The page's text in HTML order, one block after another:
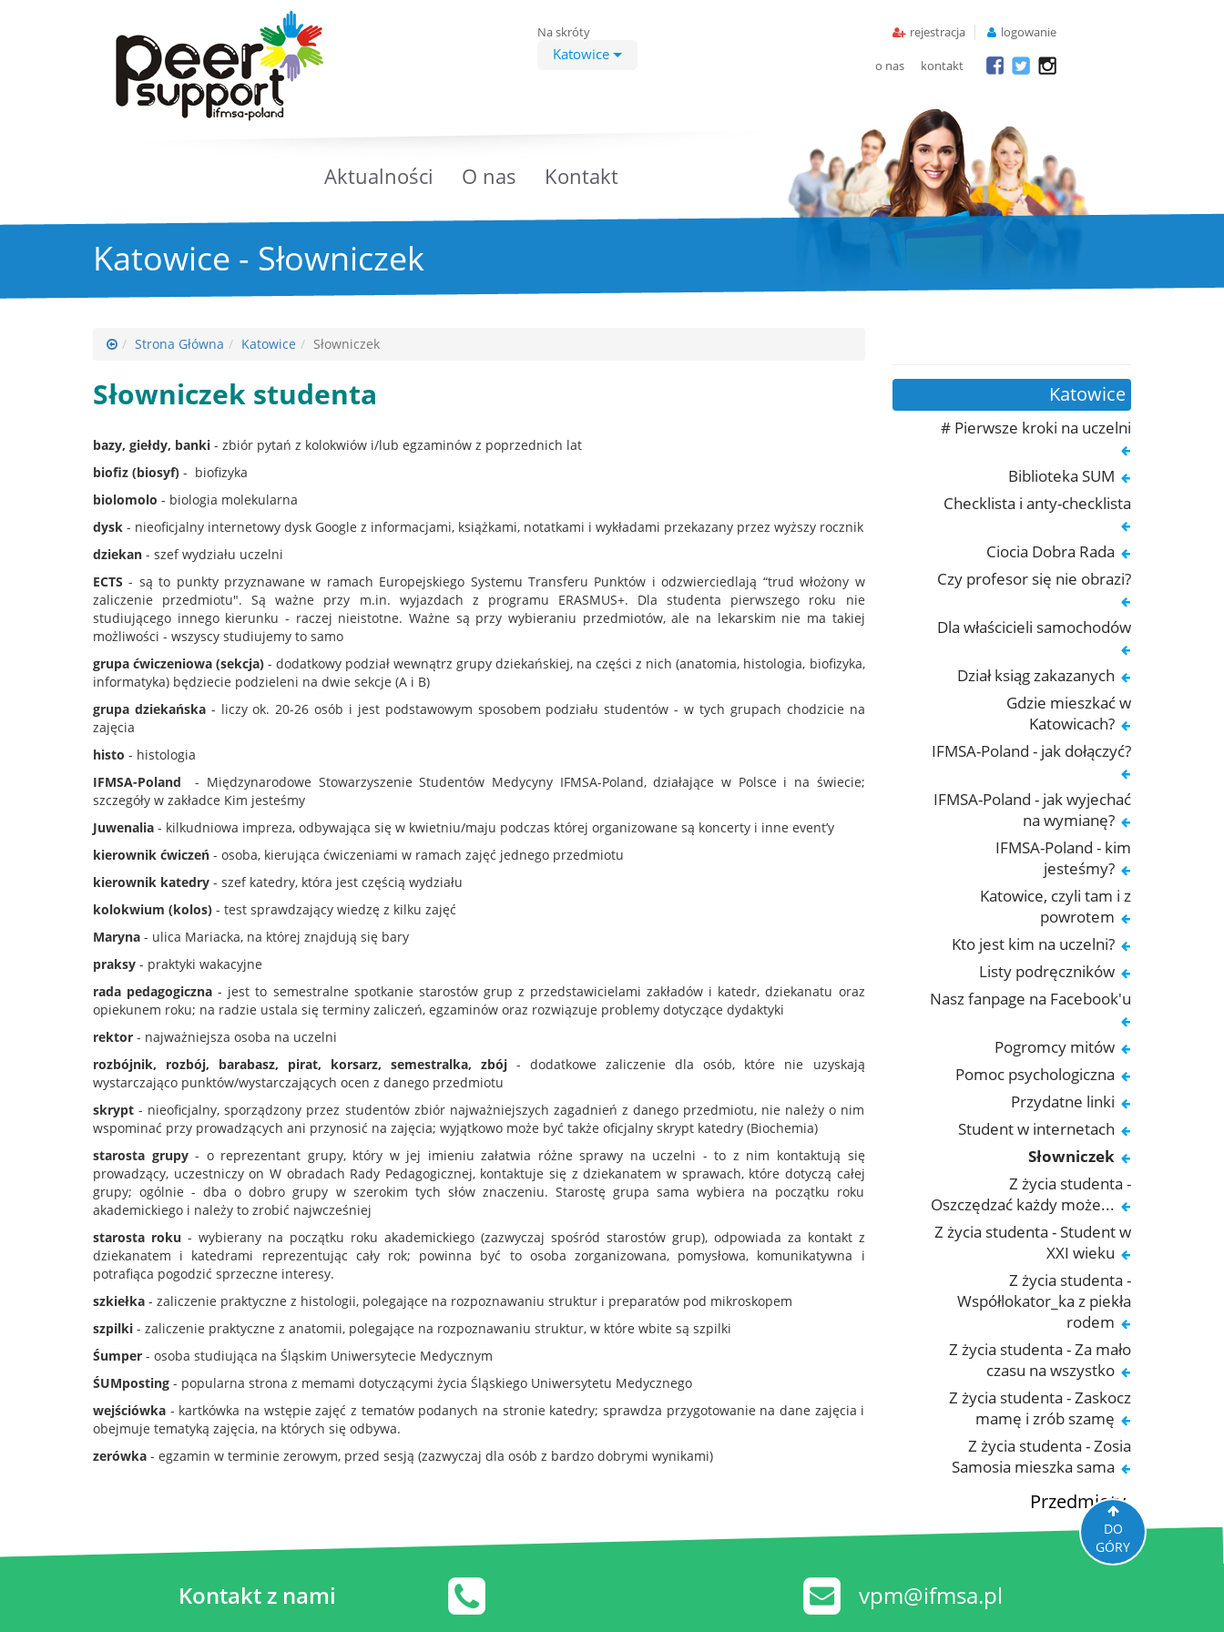
Na skróty
Katowice
rejestracja logowanie
o nas kontakt
Aktualności O nas Kontakt
Katowice - Słowniczek
Strona Główna Katowice Słowniczek
Słowniczek studenta
bazy, giełdy, banki - zbiór pytań z kolokwiów i/lub egzaminów z poprzednich lat
biofiz (biosyf) - biofizyka
biolomolo - biologia molekularna
dysk - nieoficjalny internetowy dysk Google z informacjami, książkami, notatkami i wykładami przekazany przez wyższy rocznik
dziekan - szef wydziału uczelni
ECTS - są to punkty przyznawane w ramach Europejskiego Systemu Transferu Punktów i odzwierciedlają “trud włożony w
zaliczenie przedmiotu". Są ważne przy m.in. wyjazdach z programu ERASMUS+. Dla studenta pierwszego roku nie
studiującego innego kierunku - raczej nieistotne. Ważne są przy wybieraniu przedmiotów, ale na lekarskim nie ma takiej
możliwości - wszyscy studiujemy to samo
grupa ćwiczeniowa (sekcja) - dodatkowy podział wewnątrz grupy dziekańskiej, na części z nich (anatomia, histologia, biofizyka,
informatyka) będziecie podzieleni na dwie sekcje (A i B)
grupa dziekańska- liczy ok. 20-26 osób i jest podstawowym sposobem podziału studentów - w tych grupach chodzicie na
zajęcia
histo - histologia
IFMSA-Poland - Międzynarodowe Stowarzyszenie Studentów Medycyny IFMSA-Poland, działające w Polsce i na świecie;
szczegóły w zakładce Kim jesteśmy
Juwenalia - kilkudniowa impreza, odbywająca się w kwietniu/maju podczas której organizowane są koncerty i inne event’y
kierownik ćwiczeń - osoba, kierująca ćwiczeniami w ramach zajęć jednego przedmiotu
kierownik katedry - szef katedry, która jest częścią wydziału
kolokwium (kolos) - test sprawdzający wiedzę z kilku zajęć
Maryna - ulica Mariacka, na której znajdują się bary
praksy - praktyki wakacyjne
rada pedagogiczna - jest to semestralne spotkanie starostów grup z przedstawicielami zakładów i katedr, dziekanatu oraz
opiekunem roku; na radzie ustala się terminy zaliczeń, egzaminów oraz rozwiązuje problemy dotyczące dydaktyki
rektor - najważniejsza osoba na uczelni
rozbójnik, rozbój, barabasz, pirat, korsarz, semestralka, zbój - dodatkowe zaliczenie dla osób, które nie uzyskają
wystarczająco punktów/wystarczających ocen z danego przedmiotu
skrypt - nieoficjalny, sporządzony przez studentów zbiór najważniejszych zagadnień z danego przedmiotu, nie należy o nim
wspominać przy prowadzących ani przynosić na zajęcia; wyjątkowo może być także oficjalny skrypt katedry (Biochemia)
starosta grupy- o reprezentant grupy, który w jej imieniu załatwia różne sprawy na uczelni - to z nim kontaktują się
prowadzący, uczestniczy on W obradach Rady Pedagogicznej, kontaktuje się z dziekanatem w sprawach, które dotyczą całej
grupy; ogólnie - dba o dobro grupy w szerokim tych słów znaczeniu. Starostę grupa sama wybiera na początku roku
akademickiego i należy to zrobić najwcześniej
starosta roku - wybierany na początku roku akademickiego (zazwyczaj spośród starostów grup), odpowiada za kontakt z
dziekanatem i katedrami reprezentując cały rok; powinna być to osoba zorganizowana, pomysłowa, komunikatywna i
potrafiąca pogodzić sprzeczne interesy.
szkiełka - zaliczenie praktyczne z histologii, polegające na rozpoznawaniu struktur i preparatów pod mikroskopem
szpilki - zaliczenie praktyczne z anatomii, polegające na rozpoznawaniu struktur, w które wbite są szpilki
Śumper - osoba studiująca na Śląskim Uniwersytecie Medycznym
ŚUMposting - popularna strona z memami dotyczącymi życia Śląskiego Uniwersytetu Medycznego
wejściówka - kartkówka na wstępie zajęć z tematów podanych na stronie katedry; sprawdza przygotowanie na dane zajęcia i
obejmuje tematyką zajęcia, na których się odbywa.
zerówka - egzamin w terminie zerowym, przed sesją (zazwyczaj dla osób z bardzo dobrymi wynikami)
Katowice
# Pierwsze kroki na uczelni
Biblioteka SUM
Checklista i anty-checklista
Ciocia Dobra Rada
Czy profesor się nie obrazi?
Dla właścicieli samochodów
Dział ksiąg zakazanych
Gdzie mieszkać w
Katowicach?
IFMSA-Poland - jak dołączyć?
IFMSA-Poland - jak wyjechać
na wymianę?
IFMSA-Poland - kim
jesteśmy?
Katowice, czyli tam i z
powrotem
Kto jest kim na uczelni?
Listy podręczników
Nasz fanpage na Facebook'u
Pogromcy mitów
Pomoc psychologiczna
Przydatne linki
Student w internetach
Słowniczek
Z życia studenta -
Oszczędzać każdy może...
Z życia studenta - Student w
XXI wieku
Z życia studenta -
Współlokator_ka z piekła
rodem
Z życia studenta - Za mało
czasu na wszystko
Z życia studenta - Zaskocz
mamę i zrób szamę
Z życia studenta - Zosia
Samosia mieszka sama
Przedmioty
Kontakt z nami vpm@ifmsa.pl
DO
GÓRY